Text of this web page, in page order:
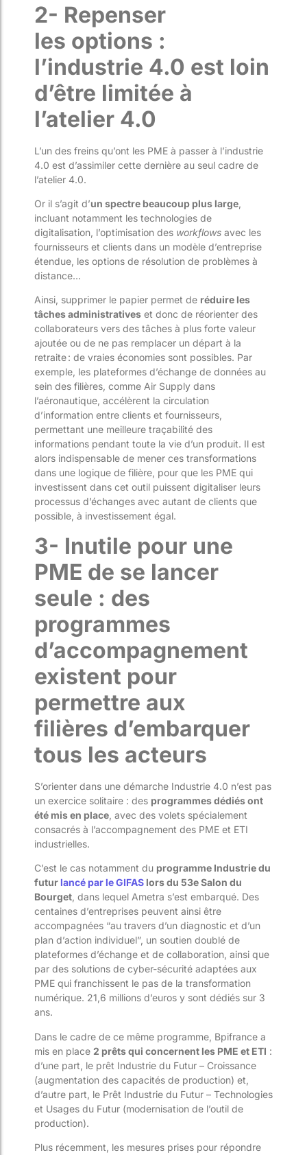
2- Repenser
les options :
l’industrie 4.0 est loin
d’être limitée à
l’atelier 4.0
L’un des freins qu’ont les PME à passer à l’industrie
4.0 est d’assimiler cette dernière au seul cadre de
l’atelier 4.0.
Or il s’agit d’un spectre beaucoup plus large
incluant notamment les technologies de
digitalisation, l’optimisation des workflows avec les
fournisseurs et clients dans un modèle d’entreprise
étendue , les options de résolution de problèmes à
distance…
Ainsi, supprimer le papier permet de réduire les
tâches administratives et donc de réorienter des
collaborateurs vers des tâches à plus forte valeur
ajoutée ou de ne pas remplacer un départ à la
retraite : de vraies économies sont possibles. Par
exemple, les plateformes d’échange de données au
sein des filières, comme Air Supply dans
l’aéronautique, accélèrent la circulation
d’information entre clients et fournisseurs,
permettant une meilleure traçabilité des
informations pendant toute la vie d’un produit. Il est
alors indispensable de mener ces transformations
dans une logique de filière, pour que les PME qui
investissent dans cet outil puissent digitaliser leurs
processus d’échanges avec autant de clients que
possible, à investissement égal.
3- Inutile pour une
PME de se lancer
seule : des
programmes
d’accompagnement
existent pour
permettre aux
filières d’embarquer
tous les acteurs
S’orienter dans une démarche Industrie 4.0 n’est pas
un exercice solitaire : des programmes dédiés ont
été mis en place , avec des volets spécialement
consacrés à l’accompagnement des PME et ETI
industrielles.
C’est le cas notamment du programme Industrie du
futur lancé par le GIFAS lors du 53e Salon du
Bourget , dans lequel Ametra s’est embarqué. Des
centaines d’entreprises peuvent ainsi être
accompagnées “au travers d’un diagnostic et d’un
plan d’action individuel”, un soutien doublé de
plateformes d’échange et de collaboration, ainsi que
par des solutions de cyber-sécurité adaptées aux
PME qui franchissent le pas de la transformation
numérique. 21,6 millions d’euros y sont dédiés sur 3
ans.
Dans le cadre de ce même programme, Bpifrance a
mis en place 2 prêts qui concernent les PME et ETI :
d’une part, le prêt Industrie du Futur – Croissance
(augmentation des capacités de production) et,
d’autre part, le Prêt Industrie du Futur – Technologies
et Usages du Futur (modernisation de l’outil de
production).
Plus récemment, les mesures prises pour répondre